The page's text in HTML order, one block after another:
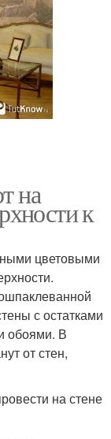
на
к
цветовыми
с остатками
обоями. В
от стен,
на стене